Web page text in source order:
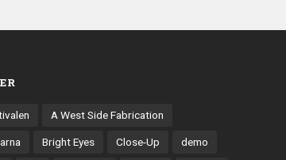
A West Side Fabrication
Bright Eyes Close-Up demo